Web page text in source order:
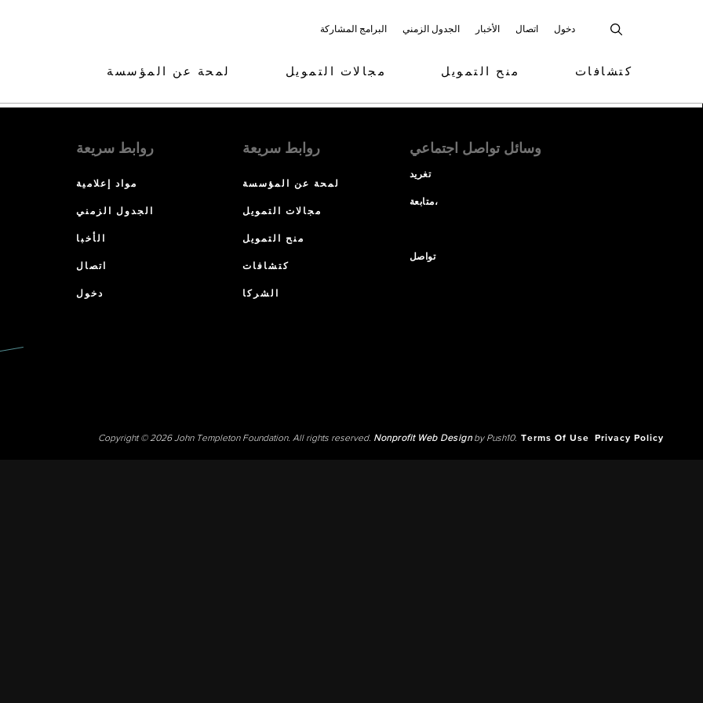
البرامج المشاركة الجدول الزمني الأخبار اتصال دخول
لمحة عن المؤسسة مجالات التمويل منح التمويل كتشافات
روابط سريعة
مواد إعلامية
الجدول الزمني
الأخبا
اتصال
دخول
روابط سريعة
لمحة عن المؤسسة
مجالات التمويل
منح التمويل
كتشافات
الشركا
وسائل تواصل اجتماعي
تغريد
متابعة،
تواصل
Copyright © 2026 John Templeton Foundation. All rights reserved. Nonprofit Web Designby Push10. Terms Of Use Privacy Policy